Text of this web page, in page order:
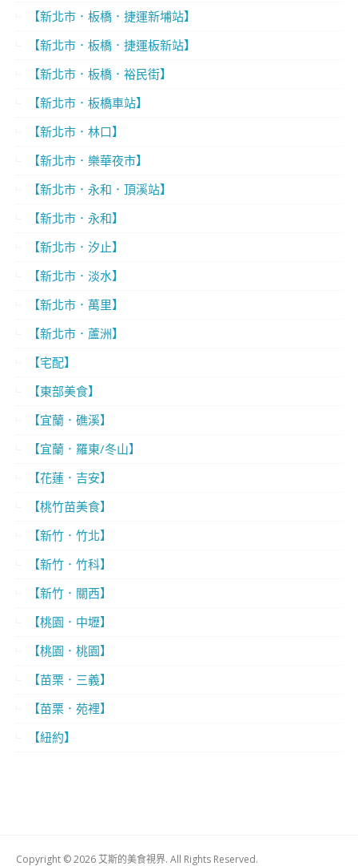
【新北市．板橋．捷運新埔站】
【新北市．板橋．捷運板新站】
【新北市．板橋．裕民街】
【新北市．板橋車站】
【新北市．林口】
【新北市．樂華夜市】
【新北市．永和．頂溪站】
【新北市．永和】
【新北市．汐止】
【新北市．淡水】
【新北市．萬里】
【新北市．蘆洲】
【宅配】
【東部美食】
【宜蘭．礁溪】
【宜蘭．羅東/冬山】
【花蓮．吉安】
【桃竹苗美食】
【新竹．竹北】
【新竹．竹科】
【新竹．關西】
【桃園．中壢】
【桃園．桃園】
【苗栗．三義】
【苗栗．苑裡】
【紐約】
Copyright © 2026 艾斯的美食視界. All Rights Reserved.